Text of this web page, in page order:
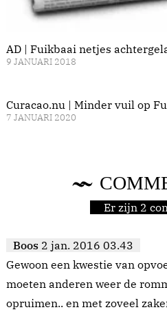
AD | Fuikbaai netjes
9 JANUARI 2018
Curacao.nu | Minder vuil op
7 JANUARI 2020
Er zijn 2
Boos 2 jan. 2016 03.43
Gewoon een kwestie van
moeten anderen weer de
opruimen.. en met zoveel